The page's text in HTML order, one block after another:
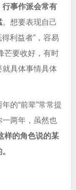
事作派会常有
。想要表现自己
利益者”，容易
芒要收好，有时
具体事情具体
的“前辈”常常提
两年，虽然也
样的角色说的某